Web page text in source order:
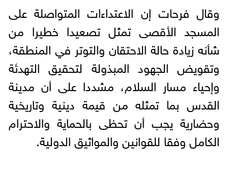
وقال فرحات إن الاعتداءات المتواصلة على
المسجد الأقصى تمثل تصعيدا خطيرا من
شأنه زيادة حالة الاحتقان والتوتر في المنطقة،
وتقويض الجهود المبذولة لتحقيق التهدئة
وإحياء مسار السلام، مشددا على أن مدينة
القدس بما تمثله من قيمة دينية وتاريخية
وحضارية يجب أن تحظى بالحماية والاحترام
الكامل وفقا للقوانين والمواثيق الدولية.